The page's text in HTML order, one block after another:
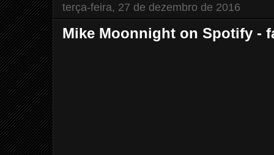
terça-feira, 27 de dezembro de 2016
Mike Moonnight on Spotify -